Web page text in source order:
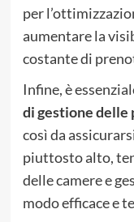
per
aumentare la
costante di
Infine, è
di gestione
così da
piuttosto alto,
delle camere e
modo efficace e